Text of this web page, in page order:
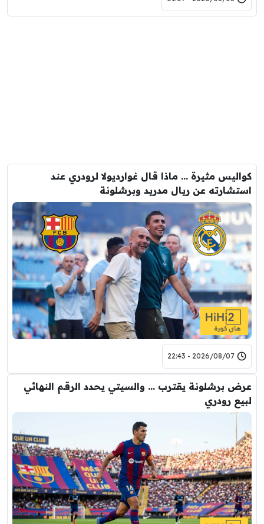
كواليس مثيرة … ماذا قال غوارديولا لرودري عند
استشارته عن ريال مدريد وبرشلونة
2026/08/07 - 22:43
عرض برشلونة يقترب … والسيتي يحدد الرقم النهائي
لبيع رودري